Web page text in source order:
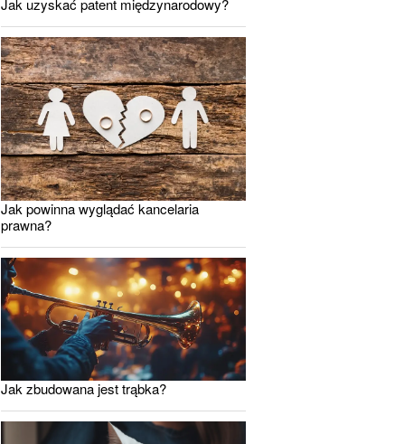
Jak uzyskać patent międzynarodowy?
Jak powinna wyglądać kancelaria
prawna?
Jak zbudowana jest trąbka?